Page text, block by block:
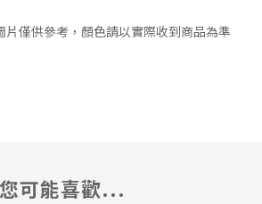
片僅供參考，顏色請以實際收到商品為準
您可能喜歡...